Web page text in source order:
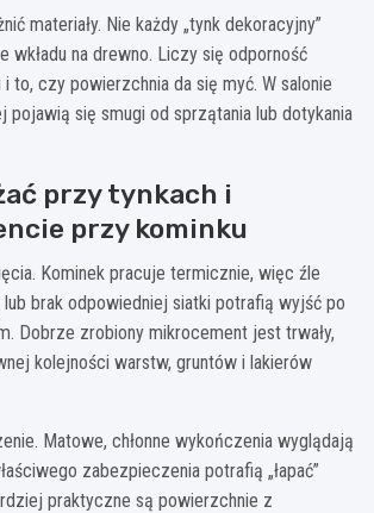
materiały. Nie każdy „tynk dekoracyjny”
wkładu na drewno. Liczy się odporność
to, czy powierzchnia da się myć. W salonie
się smugi od sprzątania lub dotykania
przy tynkach i
przy kominku
Kominek pracuje termicznie, więc źle
brak odpowiedniej siatki potrafią wyjść po
Dobrze zrobiony mikrocement jest trwały,
kolejności warstw, gruntów i lakierów
Matowe, chłonne wykończenia wyglądają
zabezpieczenia potrafią „łapać”
praktyczne są powierzchnie z